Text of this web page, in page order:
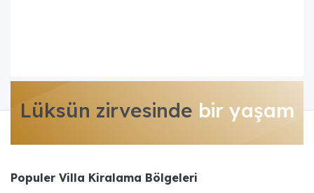
Lüksün zirvesinde bir yaşam
Populer Villa Kiralama Bölgeleri